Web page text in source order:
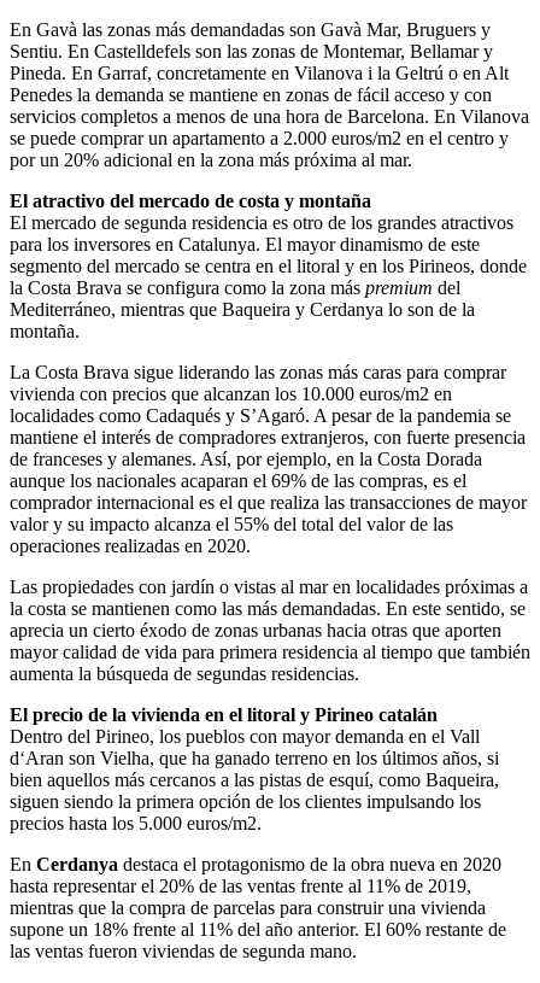
En Gavà las zonas más demandadas son Gavà Mar, Bruguers y
Sentiu. En Castelldefels son las zonas de Montemar, Bellamar y
Pineda. En Garraf, concretamente en Vilanova i la Geltrú o en Alt
Penedes la demanda se mantiene en zonas de fácil acceso y con
servicios completos a menos de una hora de Barcelona. En Vilanova
se puede comprar un apartamento a 2.000 euros/m2 en el centro y
por un 20% adicional en la zona más próxima al mar.
El atractivo del mercado de costa y montaña
El mercado de segunda residencia es otro de los grandes atractivos
para los inversores en Catalunya. El mayor dinamismo de este
segmento del mercado se centra en el litoral y en los Pirineos, donde
la Costa Brava se configura como la zona más premium del
Mediterráneo, mientras que Baqueira y Cerdanya lo son de la
montaña.
La Costa Brava sigue liderando las zonas más caras para comprar
vivienda con precios que alcanzan los 10.000 euros/m2 en
localidades como Cadaqués y S’Agaró. A pesar de la pandemia se
mantiene el interés de compradores extranjeros, con fuerte presencia
de franceses y alemanes. Así, por ejemplo, en la Costa Dorada
aunque los nacionales acaparan el 69% de las compras, es el
comprador internacional es el que realiza las transacciones de mayor
valor y su impacto alcanza el 55% del total del valor de las
operaciones realizadas en 2020.
Las propiedades con jardín o vistas al mar en localidades próximas a
la costa se mantienen como las más demandadas. En este sentido, se
aprecia un cierto éxodo de zonas urbanas hacia otras que aporten
mayor calidad de vida para primera residencia al tiempo que también
aumenta la búsqueda de segundas residencias.
El precio de la vivienda en el litoral y Pirineo catalán
Dentro del Pirineo, los pueblos con mayor demanda en el Vall
d‘Aran son Vielha, que ha ganado terreno en los últimos años, si
bien aquellos más cercanos a las pistas de esquí, como Baqueira,
siguen siendo la primera opción de los clientes impulsando los
precios hasta los 5.000 euros/m2.
En Cerdanya destaca el protagonismo de la obra nueva en 2020
hasta representar el 20% de las ventas frente al 11% de 2019,
mientras que la compra de parcelas para construir una vivienda
supone un 18% frente al 11% del año anterior. El 60% restante de
las ventas fueron viviendas de segunda mano.